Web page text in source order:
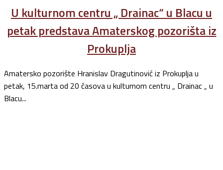
U kulturnom centru „ Drainac“ u Blacu u
petak predstava Amaterskog pozorišta iz
Prokuplja
Amatersko pozorište Hranislav Dragutinović iz Prokuplja u
petak, 15.marta od 20 časova u kulturnom centru „ Drainac „ u
Blacu...